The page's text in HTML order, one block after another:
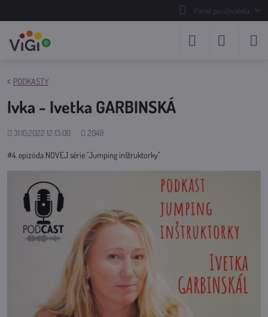
Panel používateľa
PODKASTY
Ivka - Ivetka GARBINSKÁ
Pridané
31.10.2022 12:13:00
Počet
2049
#4. epizóda NOVEJ série "Jumping inštruktorky"